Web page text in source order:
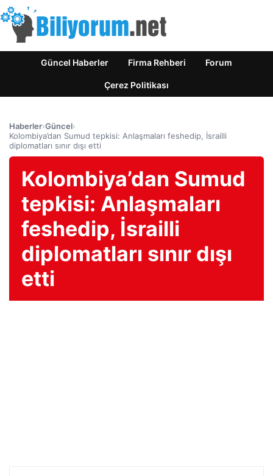
Güncel Haberler Firma Rehberi Forum
Çerez Politikası
Haberler›Güncel›
Kolombiya’dan Sumud tepkisi: Anlaşmaları feshedip, İsrailli
diplomatları sınır dışı etti
Kolombiya’dan Sumud
tepkisi: Anlaşmaları
feshedip, İsrailli
diplomatları sınır dışı
etti